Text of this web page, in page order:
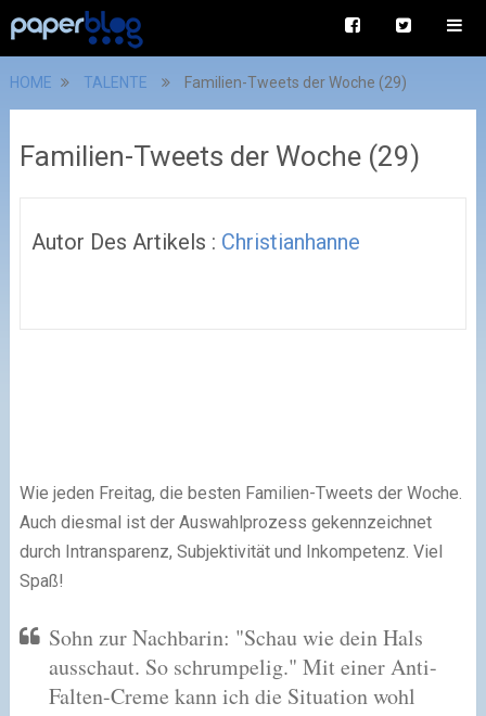
HOME TALENTE Familien-Tweets der Woche (29)
Familien-Tweets der Woche (29)
Autor Des Artikels : Christianhanne
Wie jeden Freitag, die besten Familien-Tweets der Woche.
Auch diesmal ist der Auswahlprozess gekennzeichnet
durch Intransparenz, Subjektivität und Inkompetenz. Viel
Spaß!
Sohn zur Nachbarin: "Schau wie dein Hals
ausschaut. So schrumpelig." Mit einer Anti-
Falten-Creme kann ich die Situation wohl